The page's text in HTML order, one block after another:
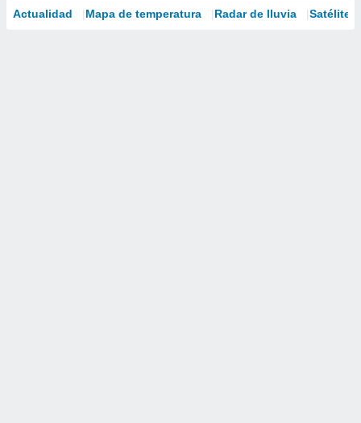
Actualidad Mapa de temperatura Radar de lluvia Satélites